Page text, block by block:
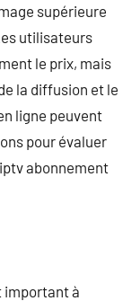
supérieure
utilisateurs
le prix, mais
la diffusion et le
ligne peuvent
pour évaluer
abonnement
important à